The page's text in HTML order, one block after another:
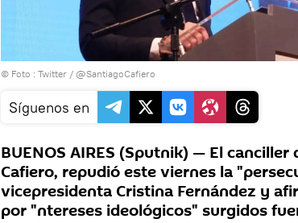
© Foto : Twitter / @SantiagoCafiero
Síguenos en
BUENOS AIRES (Sputnik) — El
Cafiero, repudió este viernes la
vicepresidenta Cristina Fernández y
por "ntereses ideológicos" surgidos